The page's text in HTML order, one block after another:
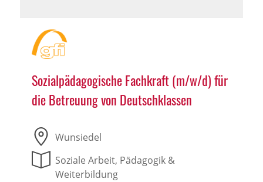
Sozialpädagogische Fachkraft (m/w/d) für
die Betreuung von Deutschklassen
Wunsiedel
Soziale Arbeit, Pädagogik &
Weiterbildung